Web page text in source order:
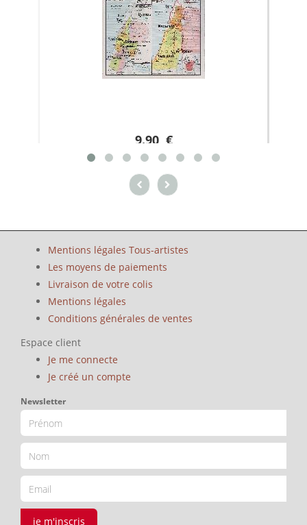
9.90 €
Mentions légales Tous-artistes
Les moyens de paiements
Livraison de votre colis
Mentions légales
Conditions générales de ventes
Espace client
Je me connecte
Je créé un compte
Newsletter
je m'inscris